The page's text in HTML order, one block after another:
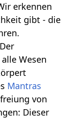
erkennen
gibt - die
Wesen
Mantras
von
Dieser